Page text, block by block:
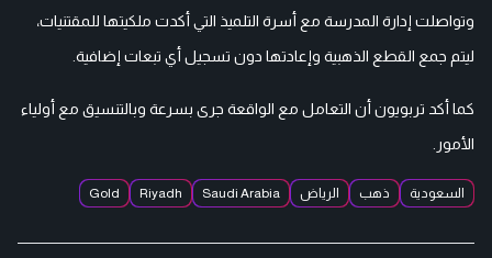
وتواصلت إدارة المدرسة مع أسرة التلميذ التي أكدت ملكيتها للمقتنيات،
ليتم جمع القطع الذهبية وإعادتها دون تسجيل أي تبعات إضافية.
كما أكد تربويون أن التعامل مع الواقعة جرى بسرعة وبالتنسيق مع أولياء
الأمور.
السعودية ذهب الرياض Saudi Arabia
Riyadh
Gold